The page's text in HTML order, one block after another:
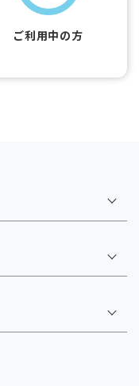
ご利用中の方